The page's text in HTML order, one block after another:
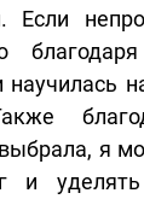
Если
научилась
я
и